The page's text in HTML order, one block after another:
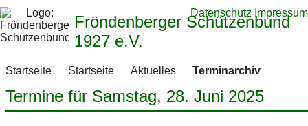
Fröndenberger Schützenbund
1927 e.V.
Datenschutz Impressum
Startseite Startseite Aktuelles Terminarchiv
Termine für Samstag, 28. Juni 2025